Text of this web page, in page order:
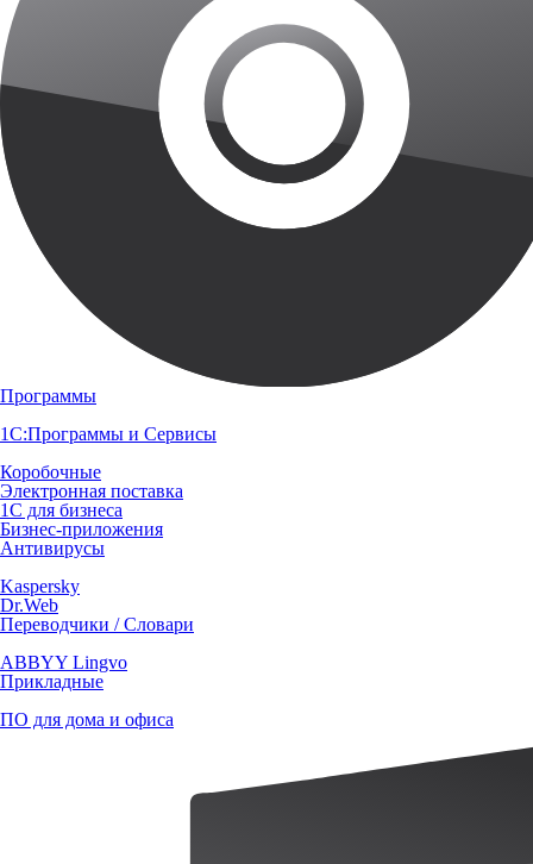
Программы
1С:Программы и Сервисы
Коробочные
Электронная поставка
1С для бизнеса
Бизнес-приложения
Антивирусы
Kaspersky
Dr.Web
Переводчики / Словари
ABBYY Lingvo
Прикладные
ПО для дома и офиса